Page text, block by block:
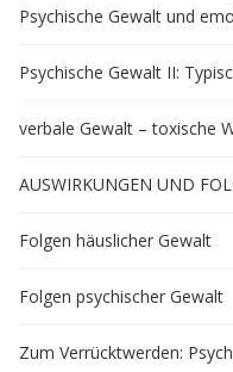
Psychische Gewalt und
Psychische Gewalt II:
verbale Gewalt – toxische
AUSWIRKUNGEN UND
Folgen häuslicher Gewalt
Folgen psychischer Gewalt
Zum Verrücktwerden: